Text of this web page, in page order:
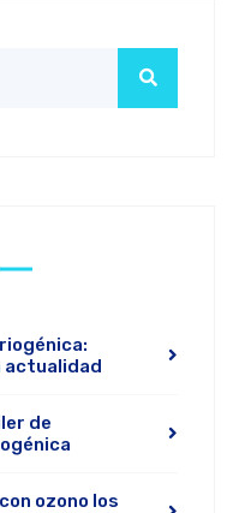
actualidad
de
ozono los